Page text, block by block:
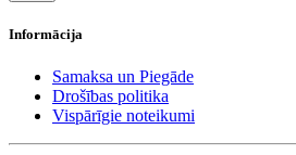
Informācija
Samaksa un Piegāde
Drošības politika
Vispārīgie noteikumi